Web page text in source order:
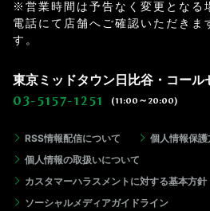
※営業時間は予告なく変更となる
電話にて店舗へご確認いただきま
す。
東京ミッドタウン日比谷・コール
03-5157-1251 (11:00～20:00)
RSS情報配信について
個人情報保
個人情報の取扱いについて
カスタマーハラスメントに対する基本方針
ソーシャルメディアガイドライン